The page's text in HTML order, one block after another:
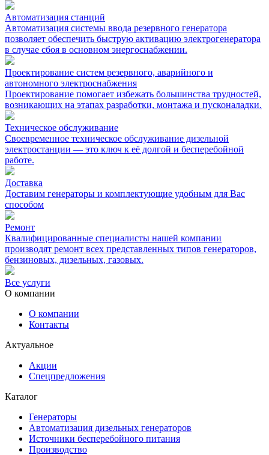
Автоматизация cтанций
Автоматизация системы ввода резервного генератора
позволяет обеспечить быструю активацию электрогенератора
в случае сбоя в основном энергоснабжении.
Проектирование систем резервного, аварийного и
автономного электроснабжения
Проектирование помогает избежать большинства трудностей,
возникающих на этапах разработки, монтажа и пусконаладки.
Техническое обслуживание
Своевременное техническое обслуживание дизельной
электростанции — это ключ к её долгой и бесперебойной
работе.
Доставка
Доставим генераторы и комплектующие удобным для Вас
способом
Ремонт
Квалифицированные специалисты нашей компании
производят ремонт всех представленных типов генераторов,
бензиновых, дизельных, газовых.
Все услуги
О компании
О компании
Контакты
Актуальное
Акции
Спецпредложения
Каталог
Генераторы
Автоматизация дизельных генераторов
Источники бесперебойного питания
Производство